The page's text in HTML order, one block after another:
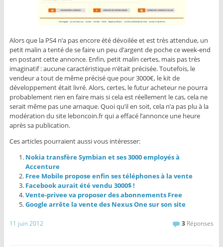
Alors que la PS4 n’a pas encore été dévoilée et est très attendue, un
petit malin a tenté de se faire un peu d’argent de poche ce week-end
en postant cette annonce. Enfin, petit malin certes, mais pas très
imaginatif : aucune caractéristique n’était précisée. Toutefois, le
vendeur a tout de même précisé que pour 3000€, le kit de
développement était livré. Alors, certes, le futur acheteur ne pourra
probablement rien en faire mais si cela est réellement le cas, cela ne
serait même pas une arnaque. Quoi qu’il en soit, cela n’a pas plu à la
modération du site leboncoin.fr qui a effacé l’annonce une heure
après sa publication.
Ces articles pourraient aussi vous intéresser:
Nokia transfère Symbian et ses 3000 employés à
Accenture
Free Mobile propose enfin ses téléphones à la vente
Facebook aurait été vendu 3000$ !
Vente-privee va proposer des abonnements Free
Google arrête la vente des Nexus One sur son site
11 juin 2012 3 Réponses